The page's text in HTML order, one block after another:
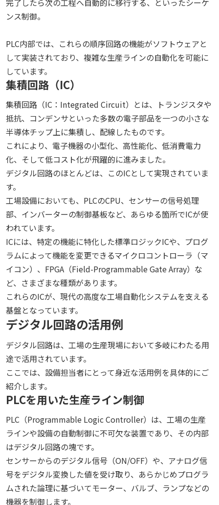
完了したら次の工程へ自動的に移行する、といったシーケ
ンス制御。
PLC内部では、これらの順序回路の機能がソフトウェアと
して実装されており、複雑な生産ラインの自動化を可能に
しています。
集積回路（IC）
集積回路（IC：Integrated Circuit）とは、トランジスタや
抵抗、コンデンサといった多数の電子部品を一つの小さな
半導体チップ上に集積し、配線したものです。
これにより、電子機器の小型化、高性能化、低消費電力
化、そして低コスト化が飛躍的に進みました。
デジタル回路のほとんどは、このICとして実現されていま
す。
工場設備においても、PLCのCPU、センサーの信号処理
部、インバーターの制御基板など、あらゆる箇所でICが使
われています。
ICには、特定の機能に特化した標準ロジックICや、プログ
ラムによって機能を変更できるマイクロコントローラ（マ
イコン）、FPGA（Field-Programmable Gate Array）な
ど、さまざまな種類があります。
これらのICが、現代の高度な工場自動化システムを支える
基盤となっています。
デジタル回路の活用例
デジタル回路は、工場の生産現場において多岐にわたる用
途で活用されています。
ここでは、設備担当者にとって身近な活用例を具体的にご
紹介します。
PLCを用いた生産ライン制御
PLC（Programmable Logic Controller）は、工場の生産
ラインや設備の自動制御に不可欠な装置であり、その内部
はデジタル回路の塊です。
センサーからのデジタル信号（ON/OFF）や、アナログ信
号をデジタル変換した値を受け取り、あらかじめプログラ
ムされた論理に基づいてモーター、バルブ、ランプなどの
機器を制御します。